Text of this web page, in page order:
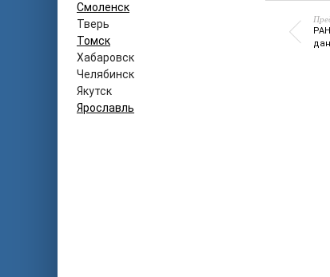
Смоленск
Тверь
Томск
Хабаровск
Челябинск
Якутск
Ярославль